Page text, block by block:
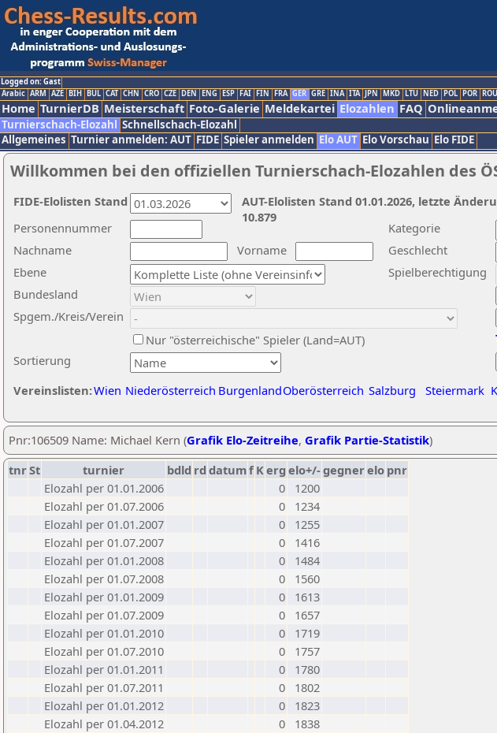
Logged on: Gast
Arabic ARM AZE BIH BUL CAT CHN CRO CZE DEN ENG ESP FAI FIN FRA GER GRE INA ITA JPN MKD LTU NED POL POR ROU
Home TurnierDB Meisterschaft Foto-Galerie Meldekartei Elozahlen FAQ
Turnierschach-Elozahl Schnellschach-Elozahl
Allgemeines Turnier anmelden: AUT FIDE Spieler anmelden Elo AUT Elo Vorschau Elo FIDE
Willkommen bei den offiziellen Turnierschach-Elozahlen des
Nachname
Vorname
Ebene
Kategorie
Sortierung
Personennummer
Bundesland
Spgem./Kreis/Verein
Geschlecht
Nur "österreichische" Spieler (Land=AUT)
Spielberechtigung
Vereinslisten:Wien Niederösterreich BurgenlandOberösterreich Salzburg Steiermark
AUT-Elolisten Stand 01.01.2026, letzte
10.879
FIDE-Elolisten Stand
Pnr:106509 Name: Michael Kern (Grafik Elo-Zeitreihe, Grafik Partie-Statistik)
tnrSt turnier bdld rd datumf Kerg elo+/-gegnerelo pnr
Elozahl per 01.01.2006
0
1200
Elozahl per 01.07.2006
0
1234
Elozahl per 01.01.2007
0
1255
Elozahl per 01.07.2007
0
1416
Elozahl per 01.01.2008
0
1484
Elozahl per 01.07.2008
0
1560
Elozahl per 01.01.2009
0
1613
Elozahl per 01.07.2009
0
1657
Elozahl per 01.01.2010
0
1719
Elozahl per 01.07.2010
0
1757
Elozahl per 01.01.2011
0
1780
Elozahl per 01.07.2011
0
1802
Elozahl per 01.01.2012
0
1823
Elozahl per 01.04.2012
0
1838